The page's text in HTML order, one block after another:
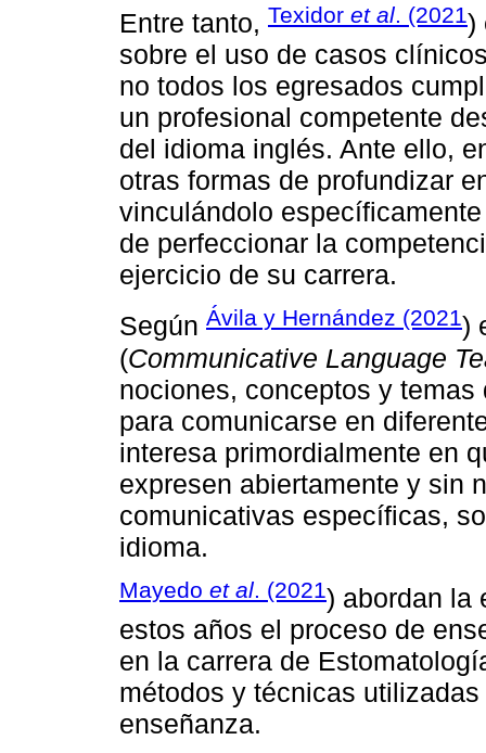
Entre tanto, Texidor et al. (2021)
sobre el uso de casos
no todos los egresados
un profesional competente
del idioma inglés. Ante ello,
otras formas de profundizar
vinculándolo
de perfeccionar la
ejercicio de su carrera.
Según Ávila y Hernández (2021)
(Communicative Language
nociones, conceptos y
para comunicarse en
interesa primordialmente en
expresen abiertamente y sin
comunicativas específicas,
idioma.
Mayedo et al. (2021) abordan la
estos años el proceso de
en la carrera de
métodos y técnicas
enseñanza.